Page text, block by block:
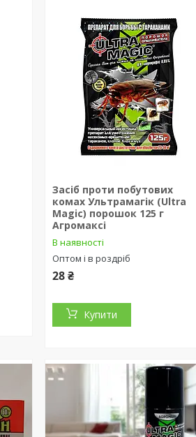
Засіб проти побутових
комах Ультрамагік (Ultra
Magic) порошок 125 г
Агромаксі
В наявності
Оптом і в роздріб
28 ₴
Купити